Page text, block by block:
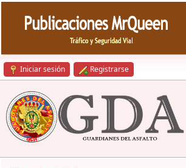
Iniciar sesión Registrarse